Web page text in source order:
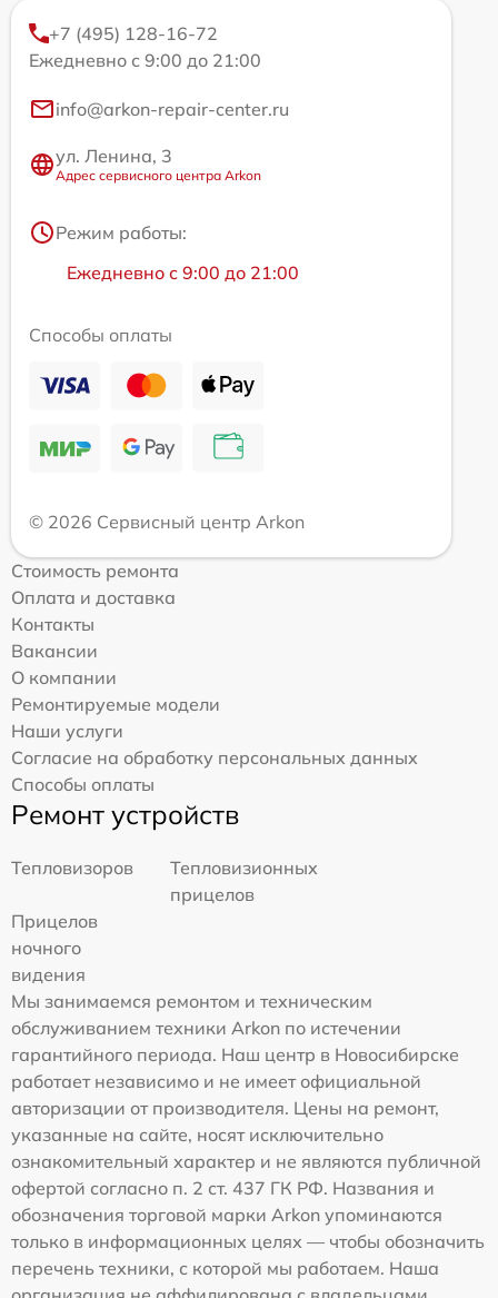
+7 (495) 128-16-72
Ежедневно с 9:00 до 21:00
info@arkon-repair-center.ru
ул. Ленина, 3
Адрес сервисного центра Arkon
Режим работы:
Ежедневно с 9:00 до 21:00
Способы оплаты
© 2026 Сервисный центр Arkon
Стоимость ремонта
Оплата и доставка
Контакты
Вакансии
О компании
Ремонтируемые модели
Наши услуги
Согласие на обработку персональных данных
Способы оплаты
Ремонт устройств
Тепловизоров
Тепловизионных
прицелов
Прицелов
ночного
видения
Мы занимаемся ремонтом и техническим
обслуживанием техники Arkon по истечении
гарантийного периода. Наш центр в Новосибирске
работает независимо и не имеет официальной
авторизации от производителя. Цены на ремонт,
указанные на сайте, носят исключительно
ознакомительный характер и не являются публичной
офертой согласно п. 2 ст. 437 ГК РФ. Названия и
обозначения торговой марки Arkon упоминаются
только в информационных целях — чтобы обозначить
перечень техники, с которой мы работаем. Наша